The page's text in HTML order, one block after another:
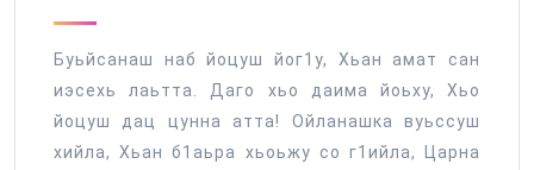
Буьйсанаш наб йоцуш йог1у, Хьан амат сан
иэсехь лаьтта. Даго хьо даима йоьху, Хьо
йоцуш дац цунна атта! Ойланашка вуьссуш
хийла, Хьан б1аьра хьоьжу со г1ийла, Царна